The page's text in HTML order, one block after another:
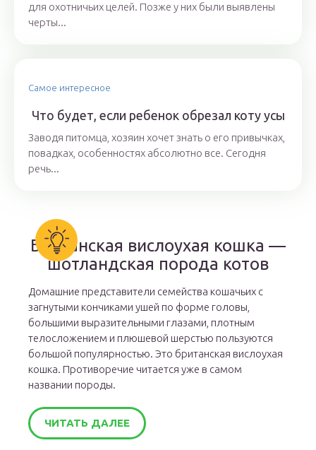
для охотничьих целей. Позже у них были выявлены
черты...
Самое интересное
Что будет, если ребенок обрезал коту усы
Заводя питомца, хозяин хочет знать о его привычках,
повадках, особенностях абсолютно все. Сегодня
речь...
Британская вислоухая кошка —
шотландская порода котов
Домашние представители семейства кошачьих с
загнутыми кончиками ушей по форме головы,
большими выразительными глазами, плотным
телосложением и плюшевой шерстью пользуются
большой популярностью. Это британская вислоухая
кошка. Противоречие читается уже в самом
названии породы.
ЧИТАТЬ ДАЛЕЕ